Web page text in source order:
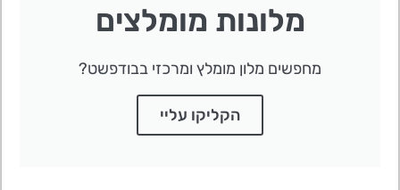
מלונות מומלצים
מחפשים מלון מומלץ ומרכזי בבודפשט?
הקליקו עליי